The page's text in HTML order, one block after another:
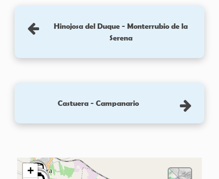
Hinojosa del Duque - Monterrubio de la
Serena
Castuera - Campanario
+